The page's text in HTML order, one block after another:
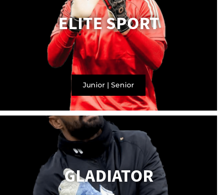
ELITE SPORT
Junior | Senior
GLADIATOR